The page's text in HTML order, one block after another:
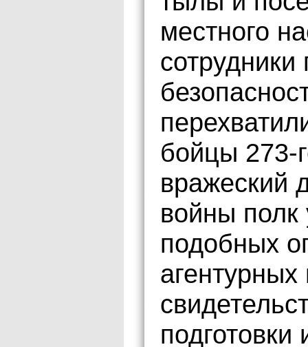
местного
сотрудники
бойцы 273-
вражеский
войны полк
подобных
агентурных